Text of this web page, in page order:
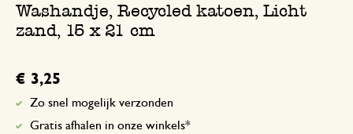
Washandje, Recycled katoen, Licht
zand, 15 x 21 cm
€ 3,25
Zo snel mogelijk verzonden
Gratis afhalen in onze winkels*